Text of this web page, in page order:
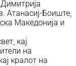
Атанасиј-Боиште,
Македонија и
кај
на
кралот на